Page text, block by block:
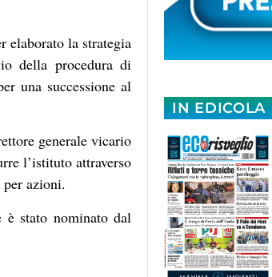
elaborato la strategia
della procedura di
una successione al
generale vicario
l’istituto attraverso
azioni.
è stato nominato dal
IN EDICOLA